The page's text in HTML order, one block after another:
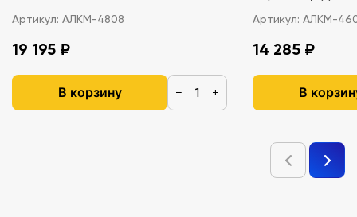
Артикул: АЛКМ-4808
19 195 ₽
В корзину − +
Артикул: АЛКМ-
14 285 ₽
В